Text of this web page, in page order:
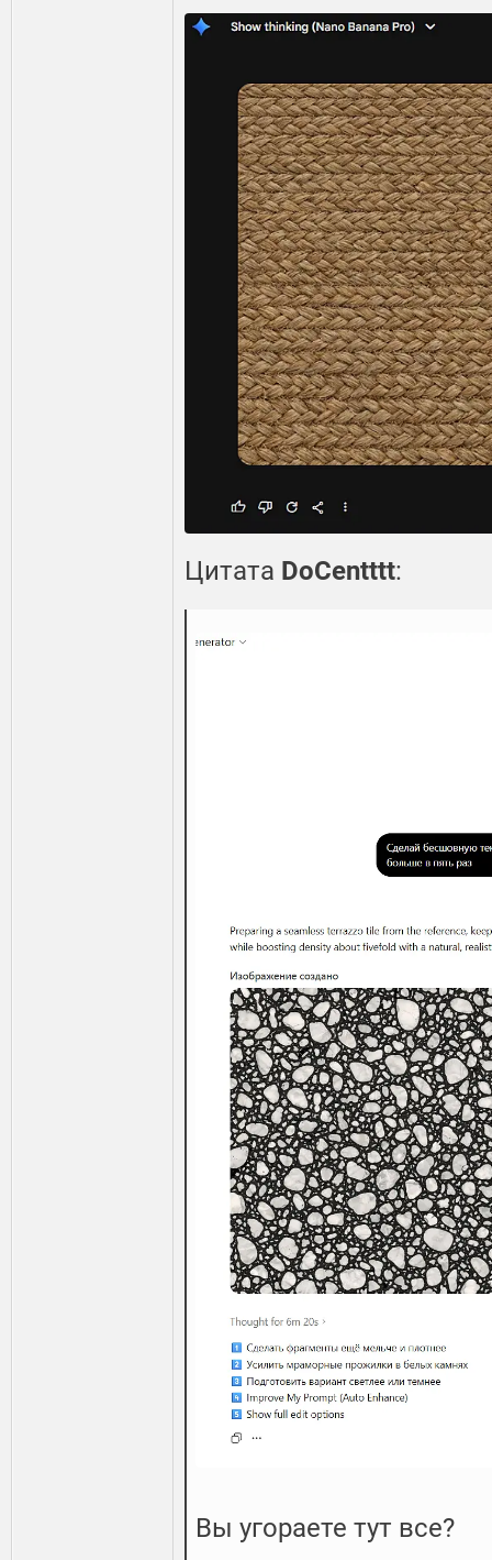
Цитата DoCentttt:
Вы угораете тут все?